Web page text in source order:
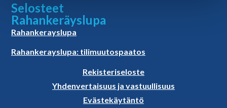
Selosteet
Rahankeräyslupa
Rahankerayslupa
Rahankerayslupa: tilimuutospaatos
Rekisteriseloste
Yhdenvertaisuus ja vastuullisuus
Evästekäytäntö